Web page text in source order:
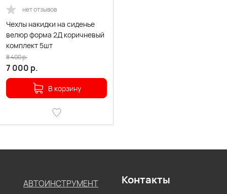
нет отзывов
Чехлы накидки на сиденье
велюр форма 2Д коричневый
комплект 5шт
7 000 р.
8 400р.
В корзину
АВТОИНСТРУМЕНТ
Контакты